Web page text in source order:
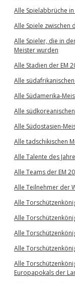
Alle Spielabbrüche
Alle Spiele zwischen
Alle Spieler, die in
Meister wurden
Alle Stadien der EM
Alle
Alle Südamerika-
Alle
Alle Südostasien-
Alle tadschikischen
Alle Talente des
Alle Teams der EM
Alle Teilnehmer der
Alle
Alle
Alle
Alle
Alle
Europapokals der